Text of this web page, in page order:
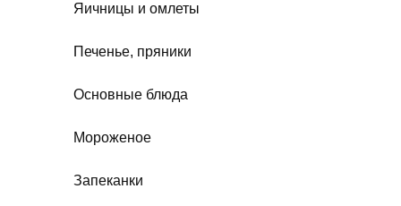
Яичницы и омлеты
Печенье, пряники
Основные блюда
Мороженое
Запеканки